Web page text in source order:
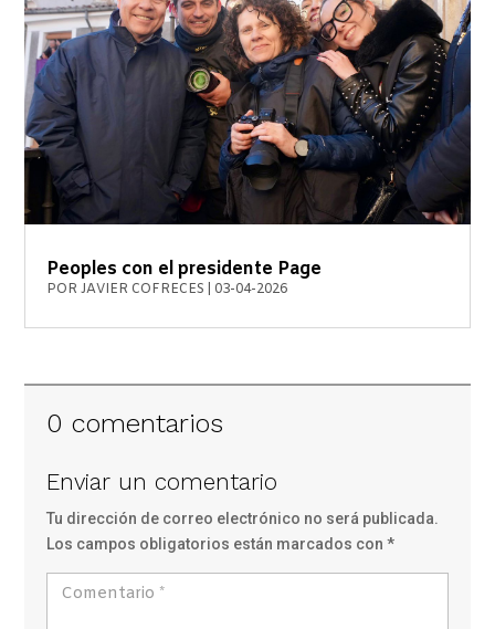
Peoples con el presidente Page
PORJAVIER COFRECES 03-04-2026
0 comentarios
Enviar un comentario
Tu dirección de correo electrónico no será publicada.
Los campos obligatorios están marcados con*